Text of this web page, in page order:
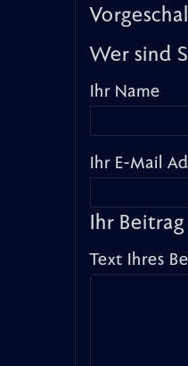
Wer sind
Ihr Name
Ihr E-Mail
Ihr Beitrag